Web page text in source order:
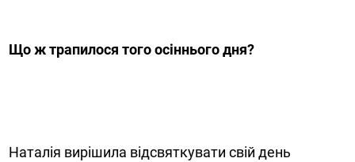
Що ж трапилося того осіннього дня?
Наталія вирішила відсвяткувати свій день